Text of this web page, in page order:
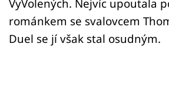
VyVolených. Nejvíc upoutala
románkem se svalovcem
Duel se jí však stal osudným.